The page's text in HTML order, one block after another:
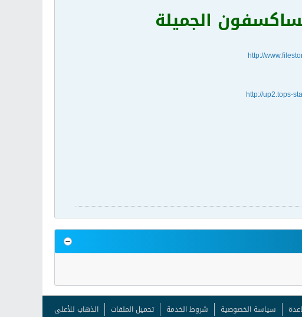
الجميلة
http://
http://up2.tops-
سياسة الخصوصية شروط الخدمة تحميل الملفات الذهاب للأعلى